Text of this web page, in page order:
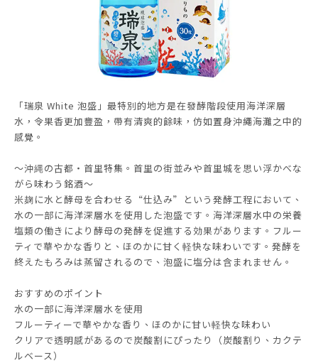
「瑞泉 White 泡盛」最特別的地方是在發酵階段使用海洋深層
水，令果香更加豐盈，帶有清爽的餘味，仿如置身沖繩海灘之中的
感覺。
～沖縄の古都・首里特集。首里の街並みや首里城を思い浮かべな
がら味わう銘酒～
米麹に水と酵母を合わせる“仕込み”という発酵工程において、
水の一部に海洋深層水を使用した泡盛です。海洋深層水中の栄養
塩類の働きにより酵母の発酵を促進する効果があります。フルー
ティで華やかな香りと、ほのかに甘く軽快な味わいです。発酵を
終えたもろみは蒸留されるので、泡盛に塩分は含まれません。
おすすめのポイント
水の一部に海洋深層水を使用
フルーティーで華やかな香り、ほのかに甘い軽快な味わい
クリアで透明感があるので炭酸割にぴったり（炭酸割り、カクテ
ルベース）